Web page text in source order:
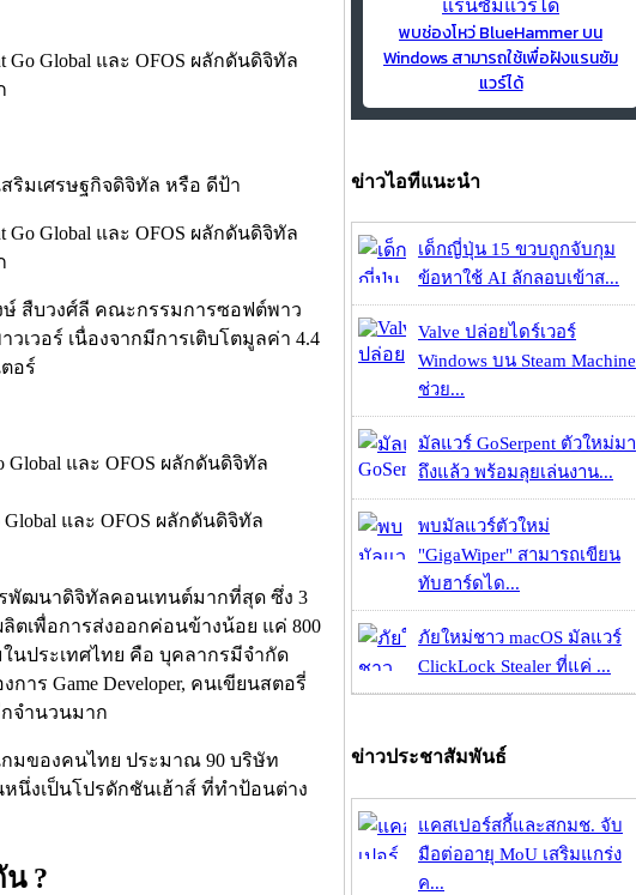
มเศรษฐกิจดิจิทัล หรือ ดีป้า
ษ์ สืบวงศ์ลี คณะกรรมการซอฟต์พาว
เวอร์ เนื่องจากมีการเติบโตมูลค่า 4.4
อร์
พัฒนาดิจิทัลคอนเทนต์มากที่สุด ซึ่ง 3
ตเพื่อการส่งออกค่อนข้างน้อย แค่ 800
นประเทศไทย คือ บุคลากรมีจำกัด
การ Game Developer, คนเขียนสตอรี่
จำนวนมาก
กมของคนไทย ประมาณ 90 บริษัท
นึ่งเป็นโปรดักชันเฮ้าส์ ที่ทำป้อนต่าง
น ?
พบช่องโหว่ BlueHammer บน
Windows สามารถใช้เพื่อฝังแรนซัม
แวร์ได้
ข่าวไอทีแนะนำ
เด็กญี่ปุ่น 15 ขวบถูกจับกุม
ข้อหาใช้ AI ลักลอบเข้าส...
Valve ปล่อยไดร์เวอร์
Windows บน Steam Machine
ช่วย...
มัลแวร์ GoSerpent ตัวใหม่มา
ถึงแล้ว พร้อมลุยเล่นงาน...
พบมัลแวร์ตัวใหม่
"GigaWiper" สามารถเขียน
ทับฮาร์ดได...
ภัยใหม่ชาว macOS มัลแวร์
ClickLock Stealer ที่แค่ ...
ข่าวประชาสัมพันธ์
แคสเปอร์สกี้และสกมช. จับ
มือต่ออายุ MoU เสริมแกร่ง
ค...